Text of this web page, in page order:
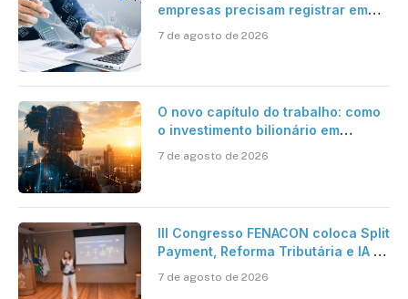
empresas precisam registrar em
7 de agosto de 2026
O novo capítulo do trabalho: como
o investimento bilionário em
pesquisa científica revela a
7 de agosto de 2026
III Congresso FENACON coloca Split
Payment, Reforma Tributária e IA no
centro dos debates
7 de agosto de 2026